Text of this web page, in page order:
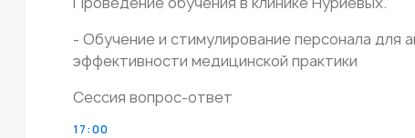
- Обучение и стимулирование персонала для
эффективности медицинской практики
Сессия вопрос-ответ
17:00